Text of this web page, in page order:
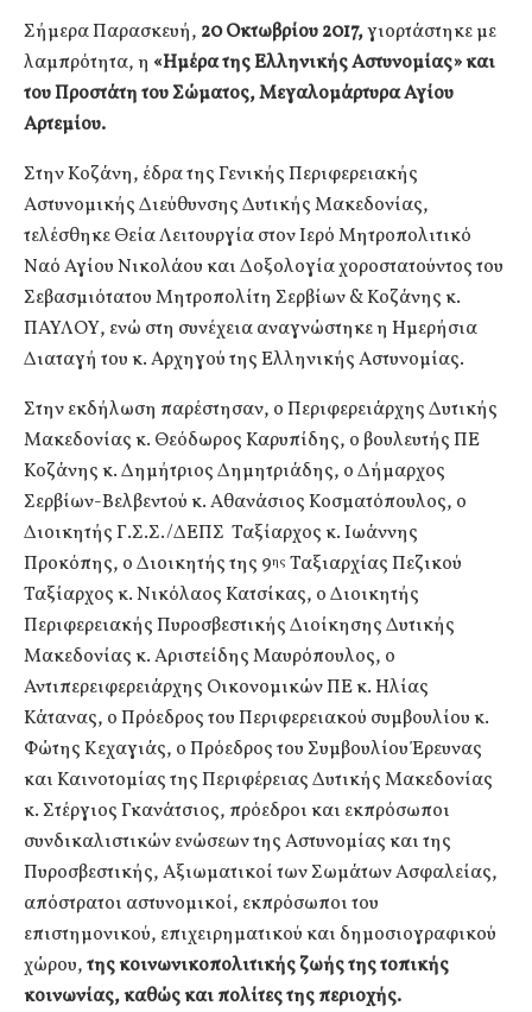
Σήμερα Παρασκευή, 20 Οκτωβρίου 2017,γιορτάστηκε με
λαμπρότητα, η «Ημέρα της Ελληνικής Αστυνομίας» και
του Προστάτη του Σώματος, Μεγαλομάρτυρα Αγίου
Αρτεμίου.
Στην Κοζάνη, έδρα της Γενικής Περιφερειακής
Αστυνομικής Διεύθυνσης Δυτικής Μακεδονίας,
τελέσθηκε Θεία Λειτουργία στον Ιερό Μητροπολιτικό
Ναό Αγίου Νικολάου και Δοξολογία χοροστατούντος του
Σεβασμιότατου Μητροπολίτη Σερβίων & Κοζάνης κ.
ΠΑΥΛΟΥ, ενώ στη συνέχεια αναγνώστηκε η Ημερήσια
Διαταγή του κ. Αρχηγού της Ελληνικής Αστυνομίας.
Στην εκδήλωση παρέστησαν, ο Περιφερειάρχης Δυτικής
Μακεδονίας κ. Θεόδωρος Καρυπίδης, ο βουλευτής ΠΕ
Κοζάνης κ. Δημήτριος Δημητριάδης, ο Δήμαρχος
Σερβίων-Βελβεντού κ. Αθανάσιος Κοσματόπουλος, o
Διοικητής Γ.Σ.Σ./ΔΕΠΣ Ταξίαρχος κ. Ιωάννης
Προκόπης, ο Διοικητής της 9ης Ταξιαρχίας Πεζικού
Ταξίαρχος κ. Νικόλαος Κατσίκας, ο Διοικητής
Περιφερειακής Πυροσβεστικής Διοίκησης Δυτικής
Μακεδονίας κ. Αριστείδης Μαυρόπουλος, ο
Αντιπερειφερειάρχης Οικονομικών ΠΕ κ. Ηλίας
Κάτανας, ο Πρόεδρος του Περιφερειακού συμβουλίου κ.
Φώτης Κεχαγιάς, ο Πρόεδρος του Συμβουλίου Έρευνας
και Καινοτομίας της Περιφέρειας Δυτικής Μακεδονίας
κ. Στέργιος Γκανάτσιος, πρόεδροι και εκπρόσωποι
συνδικαλιστικών ενώσεων της Αστυνομίας και της
Πυροσβεστικής, Αξιωματικοί των Σωμάτων Ασφαλείας,
απόστρατοι αστυνομικοί, εκπρόσωποι του
επιστημονικού, επιχειρηματικού και δημοσιογραφικού
χώρου,της κοινωνικοπολιτικής ζωής της τοπικής
κοινωνίας, καθώς και πολίτες της περιοχής.